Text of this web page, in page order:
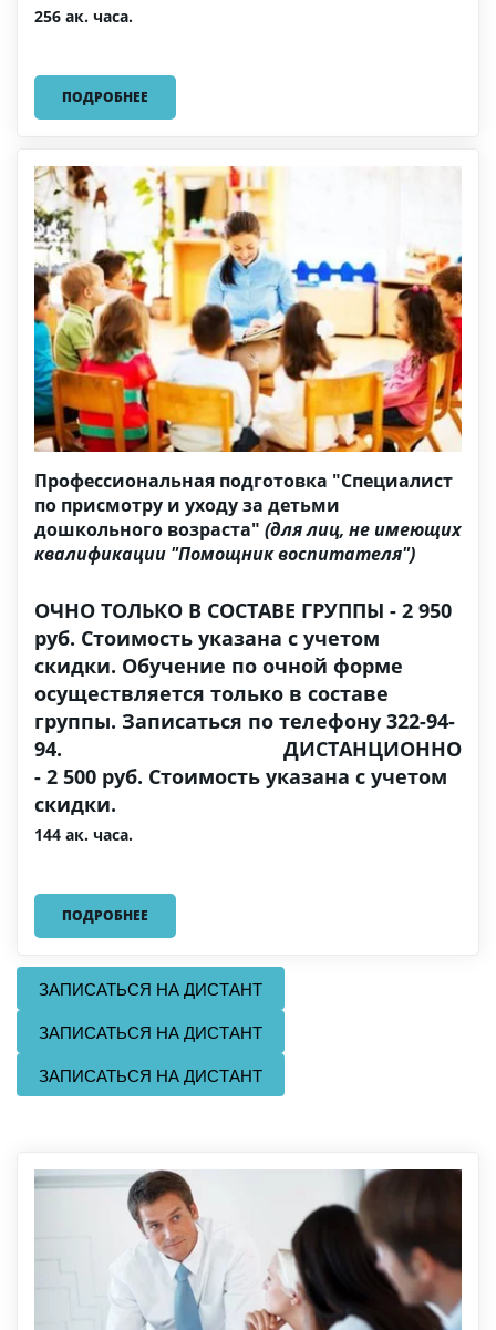
256 ак. часа.
ПОДРОБНЕЕ
Профессиональная подготовка "Специалист
по присмотру и уходу за детьми
дошкольного возраста" (для лиц, не имеющих
квалификации "Помощник воспитателя")
ОЧНО ТОЛЬКО В СОСТАВЕ ГРУППЫ - 2 950
руб. Стоимость указана с учетом
скидки. Обучение по очной форме
осуществляется только в составе
группы. Записаться по телефону 322-94-
94. ДИСТАНЦИОННО
- 2 500 руб. Стоимость указана с учетом
скидки.
144 ак. часа.
ПОДРОБНЕЕ
ЗАПИСАТЬСЯ НА ДИСТАНТ
ЗАПИСАТЬСЯ НА ДИСТАНТ
ЗАПИСАТЬСЯ НА ДИСТАНТ